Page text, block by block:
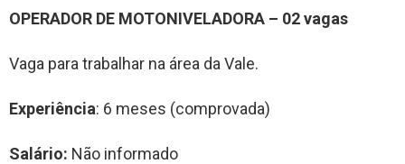
OPERADOR DE MOTONIVELADORA – 02 vagas
Vaga para trabalhar na área da Vale.
Experiência: 6 meses (comprovada)
Salário: Não informado